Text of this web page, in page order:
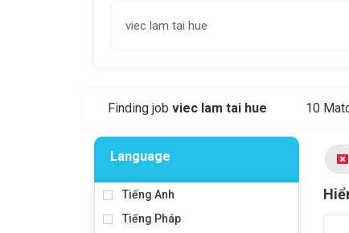
Finding job viec lam tai hue 10
Language
Tiếng Anh
Tiếng Pháp